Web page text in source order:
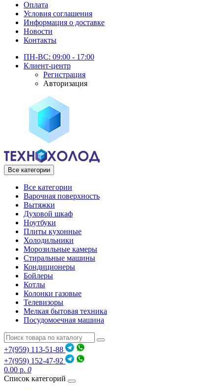
Оплата
Условия соглашения
Информация о доставке
Новости
Контакты
ПН-ВС: 09:00 - 17:00
Клиент-центр
Регистрация
Авторизация
Все категории
Все категории
Варочная поверхность
Вытяжки
Духовой шкаф
Ноутбуки
Плиты кухонные
Холодильники
Морозильные камеры
Стиральные машины
Кондиционеры
Бойлеры
Котлы
Колонки газовые
Телевизоры
Мелкая бытовая техника
Посудомоечная машина
+7(959) 113-51-88
+7(959) 152-47-92
0.00 р. 0
Список категорий